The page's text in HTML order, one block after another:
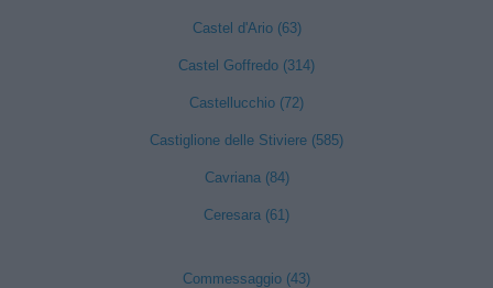
Castel d'Ario (63)
Castel Goffredo (314)
Castellucchio (72)
Castiglione delle Stiviere (585)
Cavriana (84)
Ceresara (61)
Commessaggio (43)